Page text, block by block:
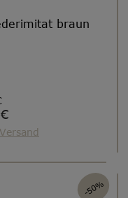
braun
Versand
-50%